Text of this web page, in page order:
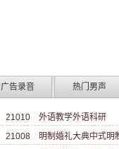
广告录音 热门男声
21010 外语教学外语科研
21008 明制婚礼大典中式